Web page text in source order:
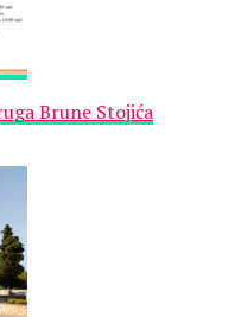
Brune Stojića